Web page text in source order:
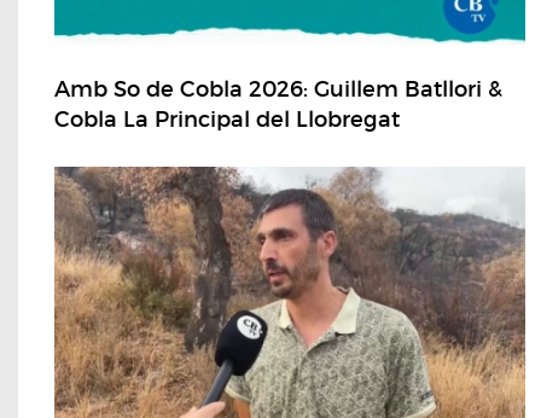
Amb So de Cobla 2026: Guillem Batllori &
Cobla La Principal del Llobregat